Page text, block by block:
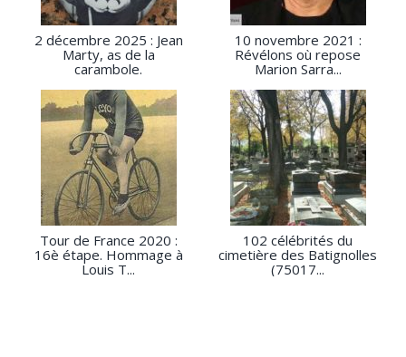
2 décembre 2025 : Jean
Marty, as de la
carambole.
10 novembre 2021 :
Révélons où repose
Marion Sarra...
Tour de France 2020 :
16è étape. Hommage à
Louis T...
102 célébrités du
cimetière des Batignolles
(75017...